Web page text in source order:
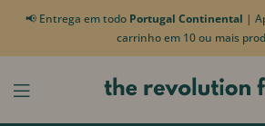
📢 Entrega em todo Portugal Continental |
carrinho em 10 ou mais